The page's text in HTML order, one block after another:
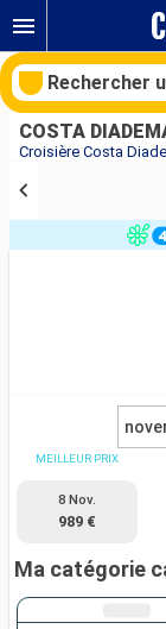
COSTA
MEILLEUR PRIX
8 Nov.
989 €
Ma catégorie
Rechercher